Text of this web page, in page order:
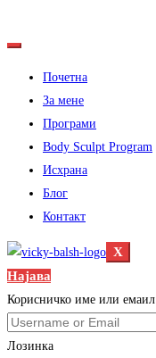
Почетна
За мене
Програми
Body Sculpt Program
Исхрана
Блог
Контакт
X
Најава
Корисничко име или емаил
Лозинка